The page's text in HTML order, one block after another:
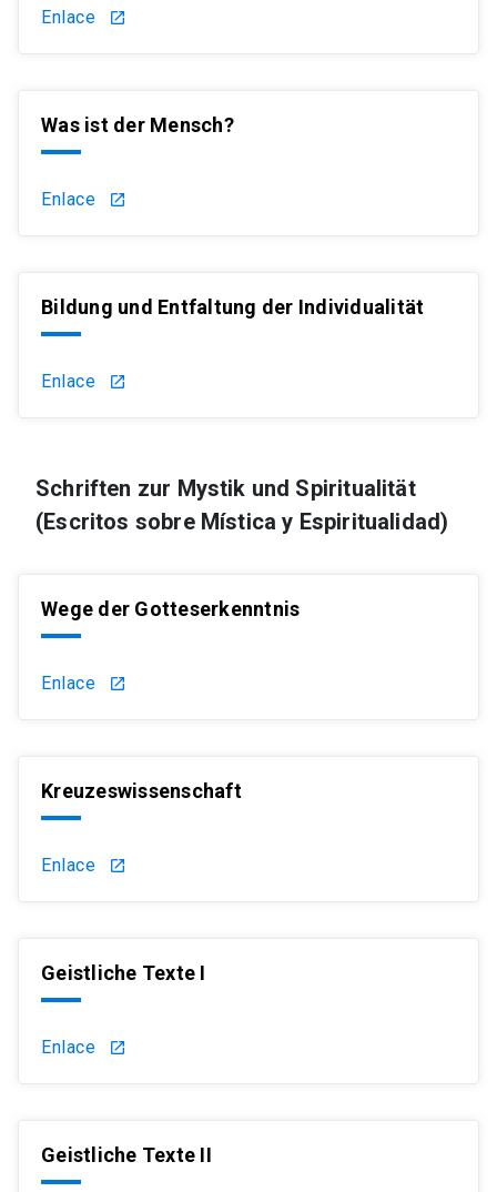
Enlace launch
Was ist der Mensch?
Enlace launch
Bildung und Entfaltung der Individualität
Enlace launch
Schriften zur Mystik und Spiritualität
(Escritos sobre Mística y Espiritualidad)
Wege der Gotteserkenntnis
Enlace launch
Kreuzeswissenschaft
Enlace launch
Geistliche Texte I
Enlace launch
Geistliche Texte II